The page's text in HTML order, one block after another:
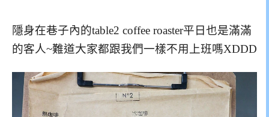
隱身在巷子內的table2 coffee roaster平日也是滿滿
的客人~難道大家都跟我們一樣不用上班嗎XDDD